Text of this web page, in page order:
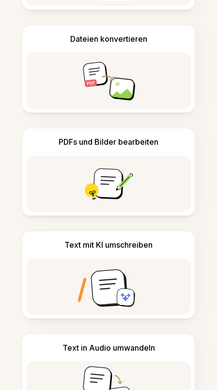
Dateien konvertieren
PDFs und Bilder bearbeiten
Text mit KI umschreiben
Text in Audio umwandeln